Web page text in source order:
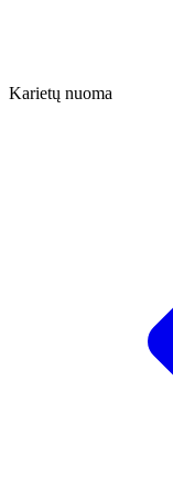
Karietų nuoma